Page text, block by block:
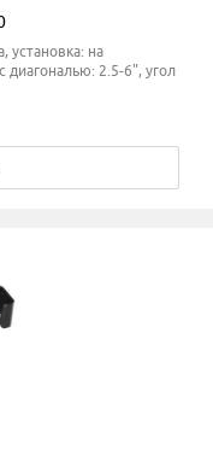
установка: на
диагональю: 2.5-6", угол